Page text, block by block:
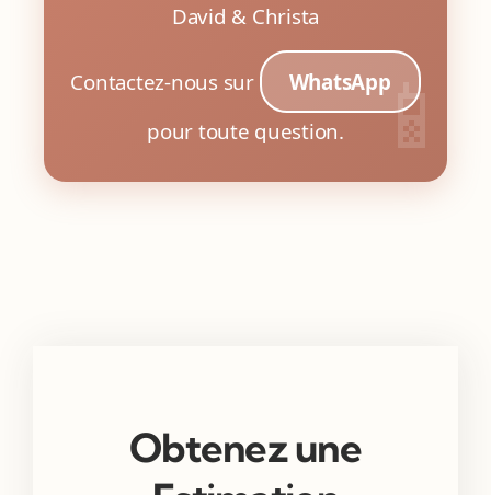
David & Christa
Contactez-nous sur
WhatsApp
pour toute question.
Obtenez une